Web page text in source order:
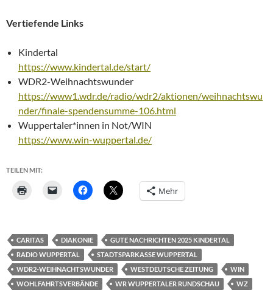
Vertiefende Links
Kindertal
https://www.kindertal.de/start/
WDR2-Weihnachtswunder
https://www1.wdr.de/radio/wdr2/aktionen/weihnachtswu
nder/finale-spendensumme-106.html
Wuppertaler*innen in Not/WIN
https://www.win-wuppertal.de/
TEILEN MIT:
Mehr
CARITAS DIAKONIE
GUTE NACHRICHTEN 2025 KINDERTAL
RADIO WUPPERTAL
STADTSPARKASSE WUPPERTAL
WDR2-WEIHNACHTSWUNDER
WESTDEUTSCHE ZEITUNG
WIN
WOHLFAHRTSVERBÄNDE
WR WUPPERTALER RUNDSCHAU WZ